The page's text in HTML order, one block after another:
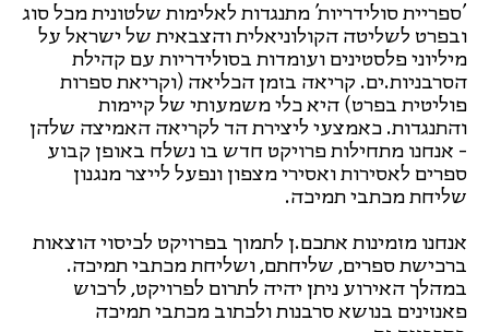
'ספריית סולידריות' מתנגדות לאלימות שלטונית מכל סוג
ובפרט לשליטה הקולוניאלית והצבאית של ישראל על
מיליוני פלסטינים ועומדות בסולידריות עם קהילת
הסרבניות.ים. קריאה בזמן הכליאה (וקריאת ספרות
פוליטית בפרט) היא כלי משמעותי של קיימות
והתנגדות. כאמצעי ליצירת הד לקריאה האמיצה שלהן
- אנחנו מתחילות פרויקט חדש בו נשלח באופן קבוע
ספרים לאסירות ואסירי מצפון ונפעל לייצר מנגנון
שליחת מכתבי תמיכה.
אנחנו מזמינות אתכם.ן לתמוך בפרויקט לכיסוי הוצאות
ברכישת ספרים, שליחתם, ושליחת מכתבי תמיכה.
במהלך האירוע ניתן יהיה לתרום לפרויקט, לרכוש
פאנזינים בנושא סרבנות ולכתוב מכתבי תמיכה